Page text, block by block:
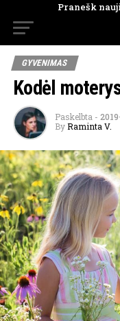
Pranešk
GYVENIMAS
Kodėl
Paskelbta -
By Raminta V.